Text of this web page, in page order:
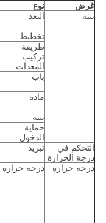
غرض
نوع
بنية
البعد
تخطيط
طريقة
تركيب
المعدات
باب
مادة
بنية
حماية
الدخول
التحكم في
درجة الحرارة
تبريد
درجة حرارة درجة حرارة